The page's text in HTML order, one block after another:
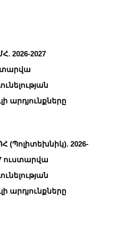
2026-2027
արդյունքները
(Պոլիտեխնիկ). 2026-
ուստարվա
արդյունքները